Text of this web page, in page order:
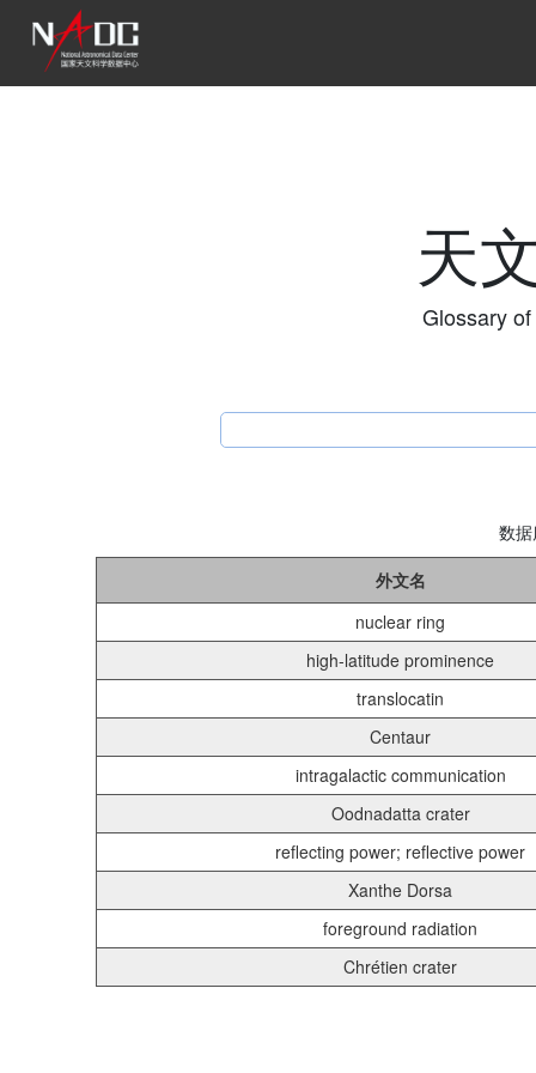
天
Glossary
数
外文名
nuclear ring
high-latitude prominence
translocatin
Centaur
intragalactic communication
Oodnadatta crater
reflecting power; reflective power
Xanthe Dorsa
foreground radiation
Chrétien crater